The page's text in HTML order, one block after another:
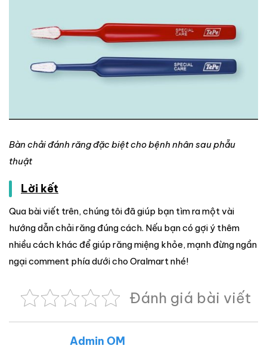
Bàn chải đánh răng đặc biệt cho bệnh nhân sau phẫu
thuật
Lời kết
Qua bài viết trên, chúng tôi đã giúp bạn tìm ra một vài
hướng dẫn chải răng đúng cách. Nếu bạn có gợi ý thêm
nhiều cách khác để giúp răng miệng khỏe, mạnh đừng ngần
ngại comment phía dưới cho Oralmart nhé!
Đánh giá bài viết
Admin OM